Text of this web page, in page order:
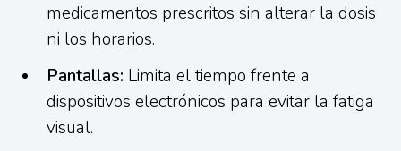
medicamentos prescritos sin alterar la dosis
ni los horarios.
Pantallas: Limita el tiempo frente a
dispositivos electrónicos para evitar la fatiga
visual.